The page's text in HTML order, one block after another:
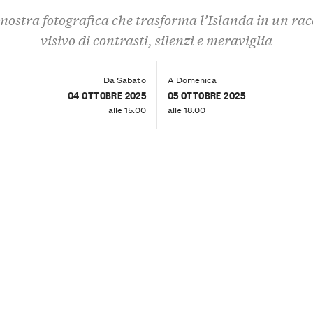
fotografica che trasforma l’Islanda in un
visivo di contrasti, silenzi e meraviglia
Da Sabato
04 OTTOBRE 2025
alle 15:00
A Domenica
05 OTTOBRE 2025
alle 18:00